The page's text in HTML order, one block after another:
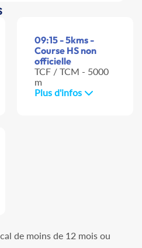
09:15 - 5kms -
Course HS non
officielle
TCF / TCM - 5000
m
Plus d'infos
de moins de 12 mois ou